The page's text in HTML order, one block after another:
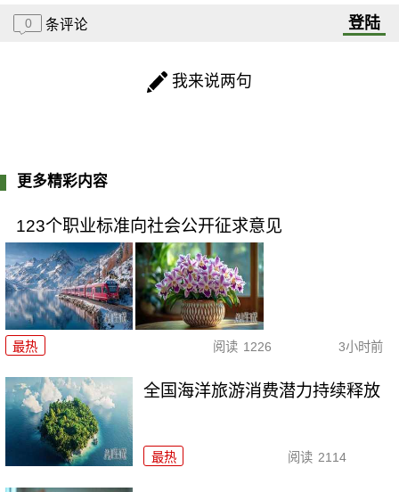
0 条评论 登陆
我来说两句
更多精彩内容
123个职业标准向社会公开征求意见
最热 阅读 1226 3小时前
全国海洋旅游消费潜力持续释放
最热 阅读 2114